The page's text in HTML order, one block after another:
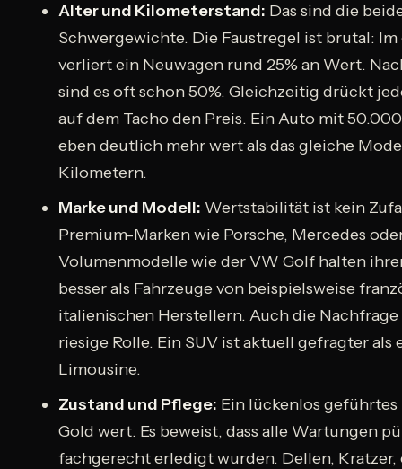
Alter und Kilometerstand: Das sind die
Schwergewichte. Die Faustregel ist brutal: Im
verliert ein Neuwagen rund 25% an Wert.
sind es oft schon 50%. Gleichzeitig drückt
auf dem Tacho den Preis. Ein Auto mit
eben deutlich mehr wert als das gleiche
Kilometern.
Marke und Modell: Wertstabilität ist kein
Premium-Marken wie Porsche, Mercedes
Volumenmodelle wie der VW Golf halten
besser als Fahrzeuge von beispielsweise
italienischen Herstellern. Auch die
riesige Rolle. Ein SUV ist aktuell gefragter als
Limousine.
Zustand und Pflege: Ein lückenlos
Gold wert. Es beweist, dass alle Wartungen
fachgerecht erledigt wurden. Dellen,